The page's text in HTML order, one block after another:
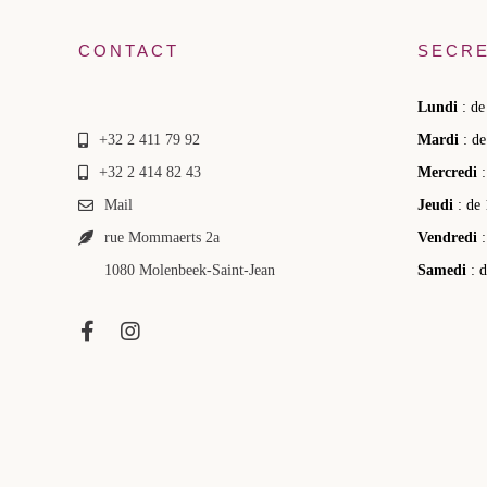
CONTACT
+32 2 411 79 92
+32 2 414 82 43
Mail
rue Mommaerts 2a
1080 Molenbeek-Saint-Jean
Lundi: de
Mardi: de
Mercredi:
Jeudi: de
Vendredi:
Samedi: